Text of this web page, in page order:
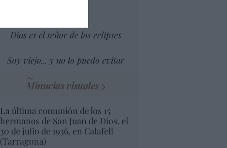
Dios es el señor de los eclipses
Soy viejo... y no lo puedo evitar
Minucias visuales
La última comunión de los 15
hermanos de San Juan de Dios, el
30 de julio de 1936, en Calafell
(Tarragona)